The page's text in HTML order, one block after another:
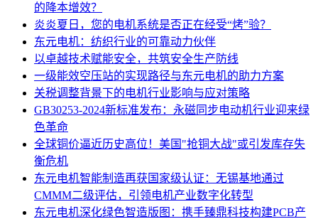
的降本增效？
炎炎夏日，您的电机系统是否正在经受“烤”验？
东元电机：纺织行业的可靠动力伙伴
以卓越技术赋能安全，共筑安全生产防线
一级能效空压站的实现路径与东元电机的助力方案
关税调整背景下的电机行业影响与应对策略
GB30253-2024新标准发布：永磁同步电动机行业迎来绿
色革命
​全球铜价逼近历史高位！美国"抢铜大战"或引发库存失
衡危机
东元电机智能制造再获国家级认证：无锡基地通过
CMMM二级评估，引领电机产业数字化转型
东元电机深化绿色智造版图：携手臻鼎科技构建PCB产